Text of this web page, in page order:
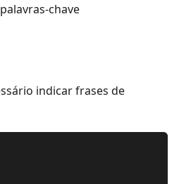
chave
indicar frases de